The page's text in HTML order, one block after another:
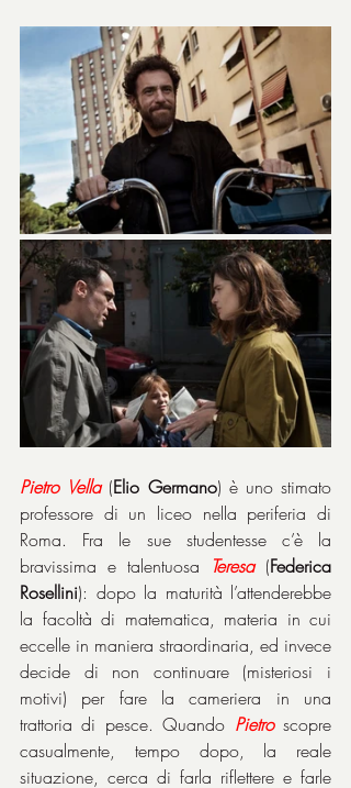
Pietro Vella (Elio Germano) è uno stimato
professore di un liceo nella periferia di
Roma. Fra le sue studentesse c’è la
bravissima e talentuosa
Teresa (Federica
Rosellini): dopo la maturità l’attenderebbe
la facoltà di matematica, materia in cui
eccelle in maniera straordinaria, ed invece
decide di non continuare (misteriosi i
motivi) per fare la cameriera in una
trattoria di pesce. Quando Pietro scopre
casualmente, tempo dopo, la reale
situazione, cerca di farla riflettere e farle